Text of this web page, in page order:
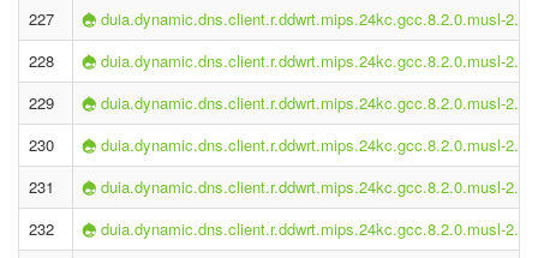
227
duia.dynamic.dns.client.r.ddwrt.mips.24kc.gcc.8.2.0.musl-
228
duia.dynamic.dns.client.r.ddwrt.mips.24kc.gcc.8.2.0.musl-
229
duia.dynamic.dns.client.r.ddwrt.mips.24kc.gcc.8.2.0.musl-
230
duia.dynamic.dns.client.r.ddwrt.mips.24kc.gcc.8.2.0.musl-
231
duia.dynamic.dns.client.r.ddwrt.mips.24kc.gcc.8.2.0.musl-
232
duia.dynamic.dns.client.r.ddwrt.mips.24kc.gcc.8.2.0.musl-